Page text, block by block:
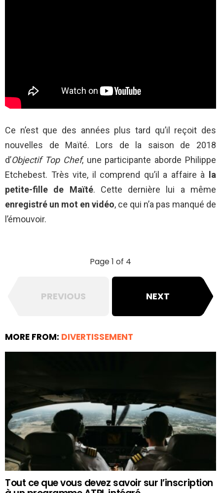
Ce n’est que des années plus tard qu’il reçoit des
nouvelles de Maïté. Lors de la saison de 2018
d’Objectif Top Chef, une participante aborde Philippe
Etchebest. Très vite, il comprend qu’il a affaire à
la
petite-fille de Maïté. Cette dernière lui a même
enregistré un mot en vidéo, ce qui n’a pas manqué de
l’émouvoir.
Page 1 of 4
PREVIOUS NEXT
MORE FROM: DIVERTISSEMENT
Tout ce que vous devez savoir sur l’inscription